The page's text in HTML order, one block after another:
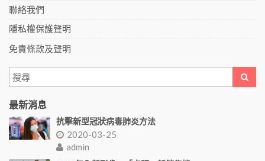
聯絡我們
隱私權保護聲明
免責條款及聲明
最新消息
抗擊新型冠狀病毒肺炎方法
2020-03-25
admin